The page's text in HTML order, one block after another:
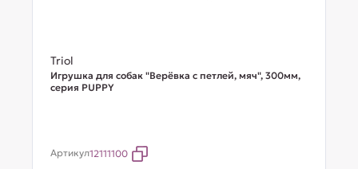
Triol
Игрушка для собак "Верёвка c петлей, мяч", 300мм,
серия PUPPY
Артикул12111100